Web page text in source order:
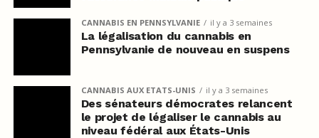
CANNABIS EN PENNSYLVANIE il y a 3 semaines
La légalisation du cannabis en
Pennsylvanie de nouveau en suspens
CANNABIS AUX ETATS-UNIS il y a 3 semaines
Des sénateurs démocrates relancent
le projet de légaliser le cannabis au
niveau fédéral aux États-Unis